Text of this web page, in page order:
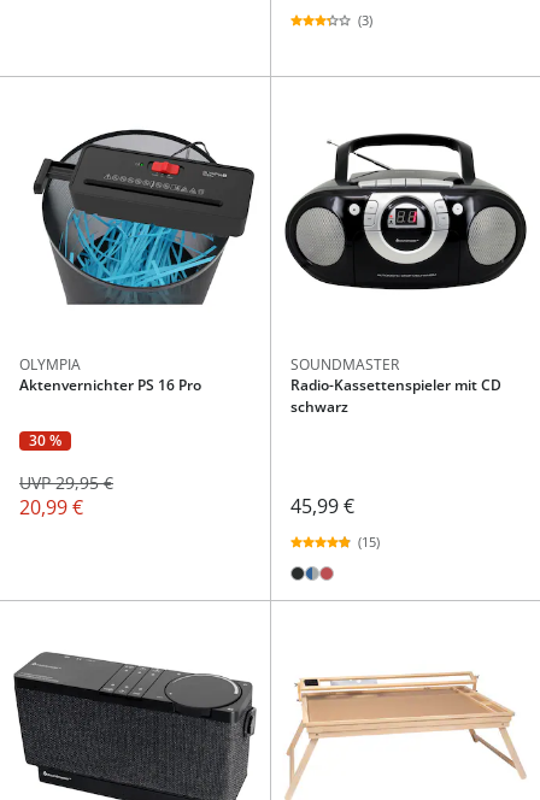
(3)
OLYMPIA
Aktenvernichter PS 16 Pro
30 %
20,99 €
UVP 29,95 €
SOUNDMASTER
Radio-Kassettenspieler mit CD
schwarz
45,99 €
(15)